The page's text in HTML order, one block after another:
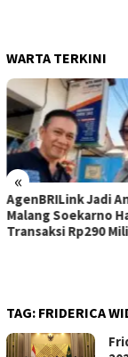
WARTA TERKINI
«
AgenBRILink Jadi
Malang Soekarno
Transaksi Rp290
TAG: FRIDERICA